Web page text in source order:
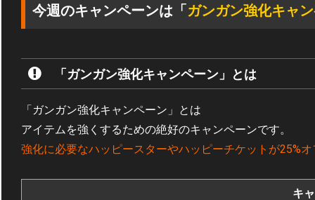
今週のキャンペーンは「 ガンガン強化キャ
「ガンガン強化キャンペーン」とは
「ガンガン強化キャンペーン」とは
アイテムを強くするための絶好のキャンペーンです。
強化に必要なハッピースターやハッピーチケットが25%
キ